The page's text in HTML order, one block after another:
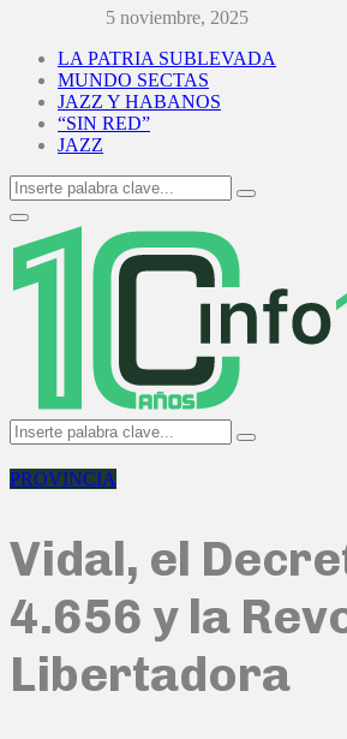
5 noviembre, 2025
LA PATRIA SUBLEVADA
MUNDO SECTAS
JAZZ Y HABANOS
“SIN RED”
JAZZ
Search
for:
Search
Primary
Menu
Search
for:
Search
PROVINCIA
Vidal, el
4.656 y la
Libertadora